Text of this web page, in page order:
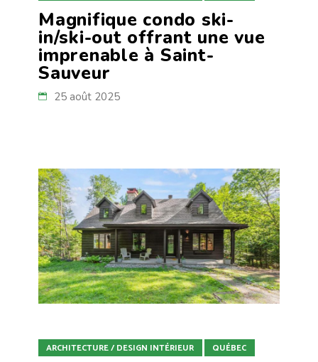
Magnifique condo ski-
in/ski-out offrant une vue
imprenable à Saint-
Sauveur
25 août 2025
ARCHITECTURE / DESIGN INTÉRIEUR QUÉBEC